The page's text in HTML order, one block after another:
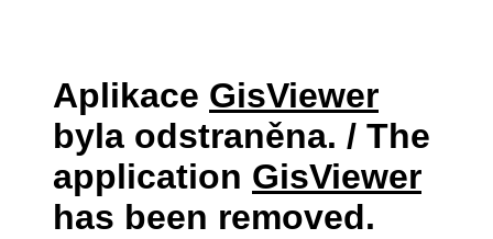
Aplikace GisViewer
byla odstraněna. / The
application GisViewer
has been removed.